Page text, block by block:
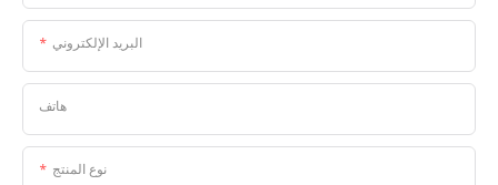
البريد الإلكتروني
هاتف
نوع المنتج